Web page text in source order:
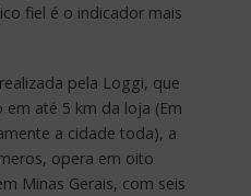
fiel é o indicador mais
pela Loggi, que
até 5 km da loja (Em
a cidade toda), a
opera em oito
Minas Gerais, com seis